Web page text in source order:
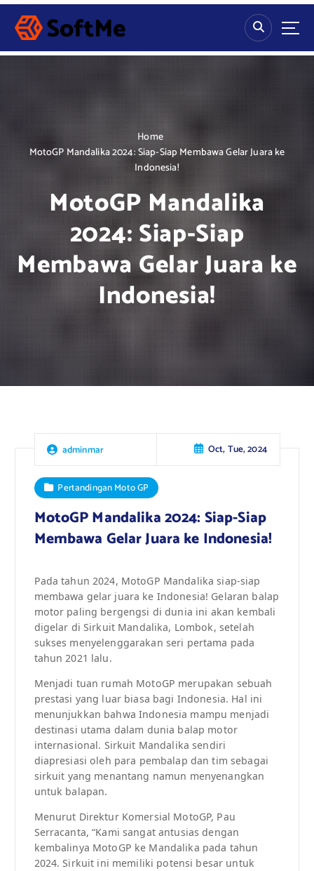
S
p
Home
MotoGP Mandalika 2024: Siap-Siap Membawa Gelar Juara ke
Indonesia!
MotoGP Mandalika
2024: Siap-Siap
Membawa Gelar Juara ke
Indonesia!
adminmar Oct, Tue, 2024
Pertandingan Moto GP
MotoGP Mandalika 2024: Siap-Siap
Membawa Gelar Juara ke Indonesia!
Pada tahun 2024, MotoGP Mandalika siap-siap
membawa gelar juara ke Indonesia! Gelaran balap
motor paling bergengsi di dunia ini akan kembali
digelar di Sirkuit Mandalika, Lombok, setelah
sukses menyelenggarakan seri pertama pada
tahun 2021 lalu.
Menjadi tuan rumah MotoGP merupakan sebuah
prestasi yang luar biasa bagi Indonesia. Hal ini
menunjukkan bahwa Indonesia mampu menjadi
destinasi utama dalam dunia balap motor
internasional. Sirkuit Mandalika sendiri
diapresiasi oleh para pembalap dan tim sebagai
sirkuit yang menantang namun menyenangkan
untuk balapan.
Menurut Direktur Komersial MotoGP, Pau
Serracanta, “Kami sangat antusias dengan
kembalinya MotoGP ke Mandalika pada tahun
2024. Sirkuit ini memiliki potensi besar untuk